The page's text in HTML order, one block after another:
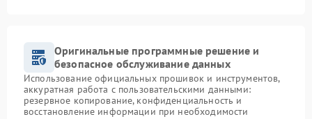
Оригинальные программные решение и
безопасное обслуживание данных
Использование официальных прошивок и инструментов,
аккуратная работа с пользовательскими данными:
резервное копирование, конфиденциальность и
восстановление информации при необходимости